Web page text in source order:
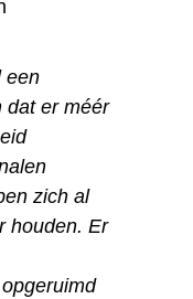
een
dat er méér
zich al
houden. Er